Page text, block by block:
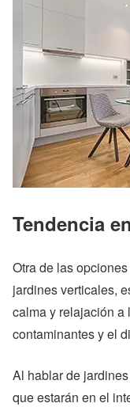
Tendencia
Otra de las
jardines verticales,
calma y relajación a
contaminantes y el
Al hablar de
que estarán en el